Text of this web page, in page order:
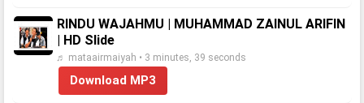
RINDU WAJAHMU | MUHAMMAD ZAINUL ARIFIN
| HD Slide
♬ mataairmaiyah • 3 minutes, 39 seconds
Download MP3